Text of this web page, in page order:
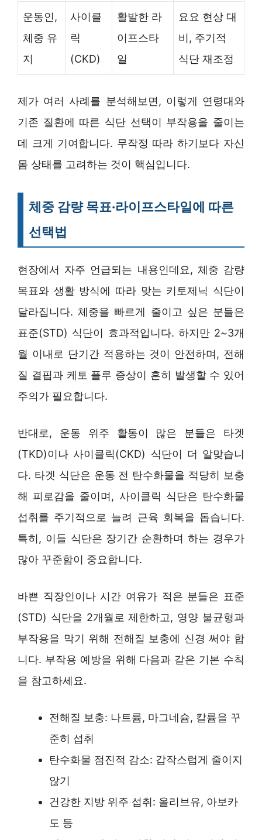
운동인,
체중 유
지
사이클
릭
(CKD)
활발한 라
이프스타
일
요요 현상 대
비, 주기적
식단 재조정
제가 여러 사례를 분석해보면, 이렇게 연령대와
기존 질환에 따른 식단 선택이 부작용을 줄이는
데 크게 기여합니다. 무작정 따라 하기보다 자신
몸 상태를 고려하는 것이 핵심입니다.
체중 감량 목표·라이프스타일에 따른
선택법
현장에서 자주 언급되는 내용인데요, 체중 감량
목표와 생활 방식에 따라 맞는 키토제닉 식단이
달라집니다. 체중을 빠르게 줄이고 싶은 분들은
표준(STD) 식단이 효과적입니다. 하지만 2~3개
월 이내로 단기간 적용하는 것이 안전하며, 전해
질 결핍과 케토 플루 증상이 흔히 발생할 수 있어
주의가 필요합니다.
반대로, 운동 위주 활동이 많은 분들은 타겟
(TKD)이나 사이클릭(CKD) 식단이 더 알맞습니
다. 타겟 식단은 운동 전 탄수화물을 적당히 보충
해 피로감을 줄이며, 사이클릭 식단은 탄수화물
섭취를 주기적으로 늘려 근육 회복을 돕습니다.
특히, 이들 식단은 장기간 순환하며 하는 경우가
많아 꾸준함이 중요합니다.
바쁜 직장인이나 시간 여유가 적은 분들은 표준
(STD) 식단을 2개월로 제한하고, 영양 불균형과
부작용을 막기 위해 전해질 보충에 신경 써야 합
니다. 부작용 예방을 위해 다음과 같은 기본 수칙
을 참고하세요.
전해질 보충: 나트륨, 마그네슘, 칼륨을 꾸
준히 섭취
탄수화물 점진적 감소: 갑작스럽게 줄이지
않기
건강한 지방 위주 섭취: 올리브유, 아보카
도 등